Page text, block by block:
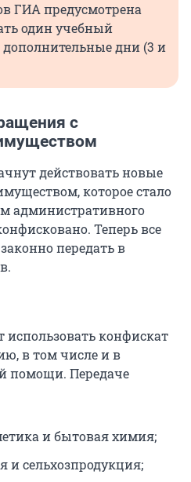
ГИА предусмотрена
один учебный
дни (3 и
с
действовать новые
которое стало
административного
Теперь все
передать в
использовать конфискат
в том числе и в
помощи. Передаче
и бытовая химия;
и сельхозпродукция;